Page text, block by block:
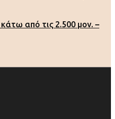
από τις 2.500 μον. –